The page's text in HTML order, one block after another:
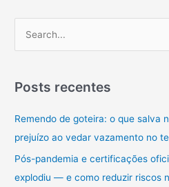
agenda
prontuário
um
inteligente
q
i
s
a
r
Posts recentes
Remendo de goteira: o que salva
prejuízo ao vedar vazamento no
Pós-pandemia e certificações
explodiu — e como reduzir riscos